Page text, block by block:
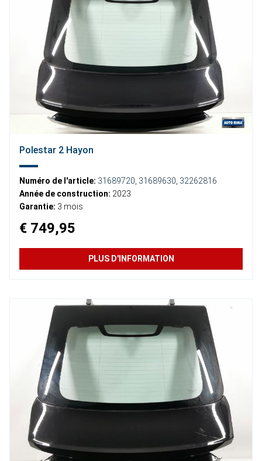
Polestar 2 Hayon
Numéro de l'article: 31689720 31689630 32262816
Année de construction: 2023
Garantie: 3 mois
€ 749,95
PLUS D'INFORMATION